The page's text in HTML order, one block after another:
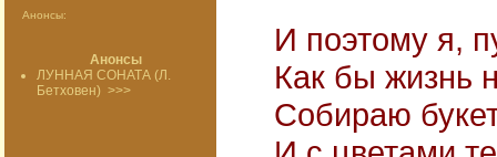
Анонсы:
Анонсы
ЛУННАЯ СОНАТА (Л.
Бетховен) >>>
И поэтому я,
Как бы жизнь
Собираю